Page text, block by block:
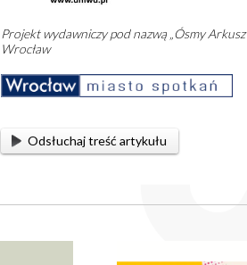
Projekt wydawniczy pod nazwą „Ósmy
Wrocław
Odsłuchaj treść artykułu